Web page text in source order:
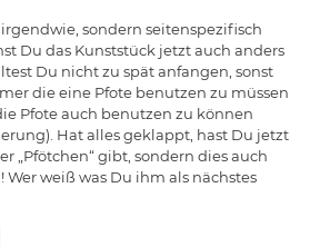
sondern seitenspezifisch
Du das Kunststück jetzt auch anders
Du nicht zu spät anfangen, sonst
die eine Pfote benutzen zu müssen
Pfote auch benutzen zu können
Hat alles geklappt, hast Du jetzt
„Pfötchen“ gibt, sondern dies auch
weiß was Du ihm als nächstes